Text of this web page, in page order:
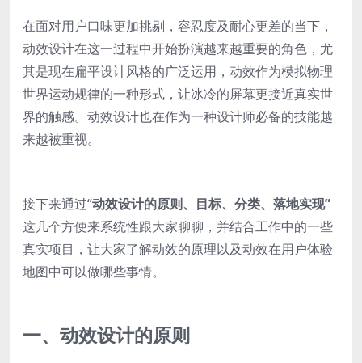
在面对用户口味更加挑剔，容忍度及耐心更差的当下，
动效设计在这一过程中开始扮演越来越重要的角色，尤
其是现在扁平设计风格的广泛运用，动效作为模拟物理
世界运动规律的一种形式，让冰冷的屏幕更接近真实世
界的触感。动效设计也在作为一种设计师必备的技能越
来越被重视。
接下来通过“动效设计的原则、目标、分类、落地实现”
这几个方便来系统性跟大家聊聊，并结合工作中的一些
真实项目，让大家了解动效的原理以及动效在用户体验
地图中可以做哪些事情。
一、动效设计的原则